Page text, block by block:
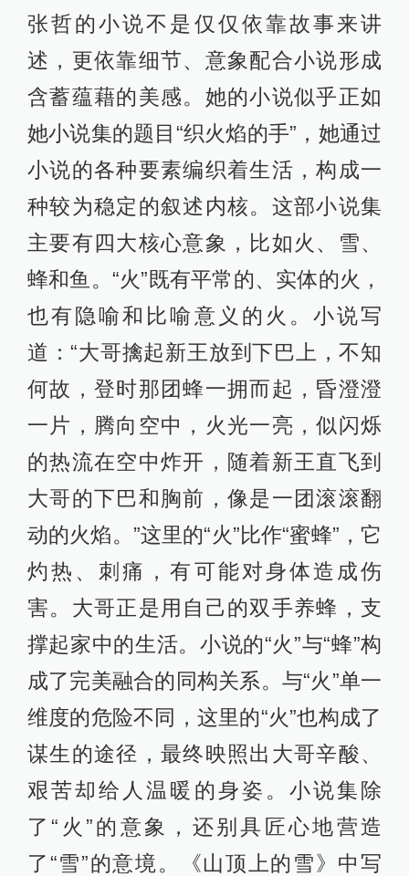
张哲的小说不是仅仅依靠故事来讲
述，更依靠细节、意象配合小说形成
含蓄蕴藉的美感。她的小说似乎正如
她小说集的题目“织火焰的手”，她通过
小说的各种要素编织着生活，构成一
种较为稳定的叙述内核。这部小说集
主要有四大核心意象，比如火、雪、
蜂和鱼。“火”既有平常的、实体的火，
也有隐喻和比喻意义的火。小说写
道：“大哥擒起新王放到下巴上，不知
何故，登时那团蜂一拥而起，昏澄澄
一片，腾向空中，火光一亮，似闪烁
的热流在空中炸开，随着新王直飞到
大哥的下巴和胸前，像是一团滚滚翻
动的火焰。”这里的“火”比作“蜜蜂”，它
灼热、刺痛，有可能对身体造成伤
害。大哥正是用自己的双手养蜂，支
撑起家中的生活。小说的“火”与“蜂”构
成了完美融合的同构关系。与“火”单一
维度的危险不同，这里的“火”也构成了
谋生的途径，最终映照出大哥辛酸、
艰苦却给人温暖的身姿。小说集除
了“火”的意象，还别具匠心地营造
了“雪”的意境。《山顶上的雪》中写